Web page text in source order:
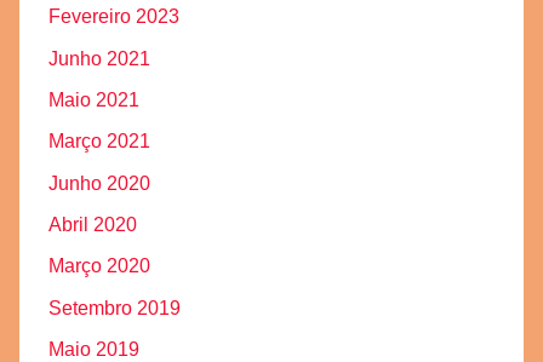
Fevereiro 2023
Junho 2021
Maio 2021
Março 2021
Junho 2020
Abril 2020
Março 2020
Setembro 2019
Maio 2019